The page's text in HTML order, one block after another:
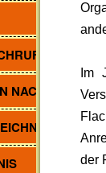
NACHRUF
Im
der